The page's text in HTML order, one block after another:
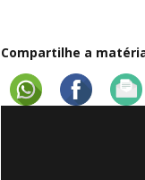
Compartilhe a